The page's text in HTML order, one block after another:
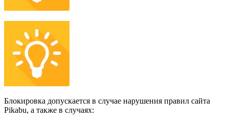
Блокировка допускается в случае нарушения правил сайта
Pikabu, а также в случаях: